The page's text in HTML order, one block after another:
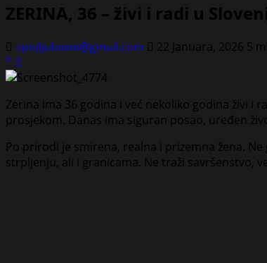
ZERINA, 36 – živi i radi u
spojljubavni@gmail.com 22 Januara, 2026 5
0
Zerina ima 36 godina i već nekoliko godina živi i
prosjekom. Danas ima siguran posao, uređen
Po prirodi je smirena, realna i prizemna žena.
strpljenju, ali i granicama. Ne traži savršenstvo,